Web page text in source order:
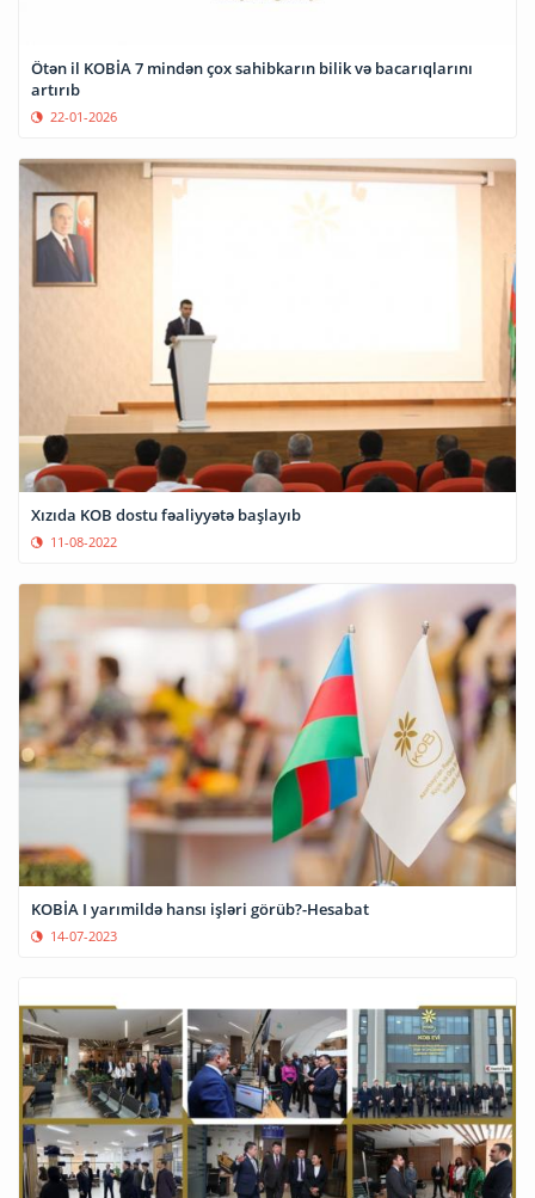
Ötən il KOBİA 7 mindən çox sahibkarın bilik və bacarıqlarını
artırıb
22-01-2026
Xızıda KOB dostu fəaliyyətə başlayıb
11-08-2022
KOBİA I yarımildə hansı işləri görüb?-Hesabat
14-07-2023